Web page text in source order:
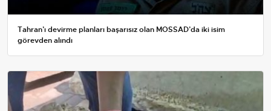
Tahran’ı devirme planları başarısız olan MOSSAD’da iki isim
görevden alındı